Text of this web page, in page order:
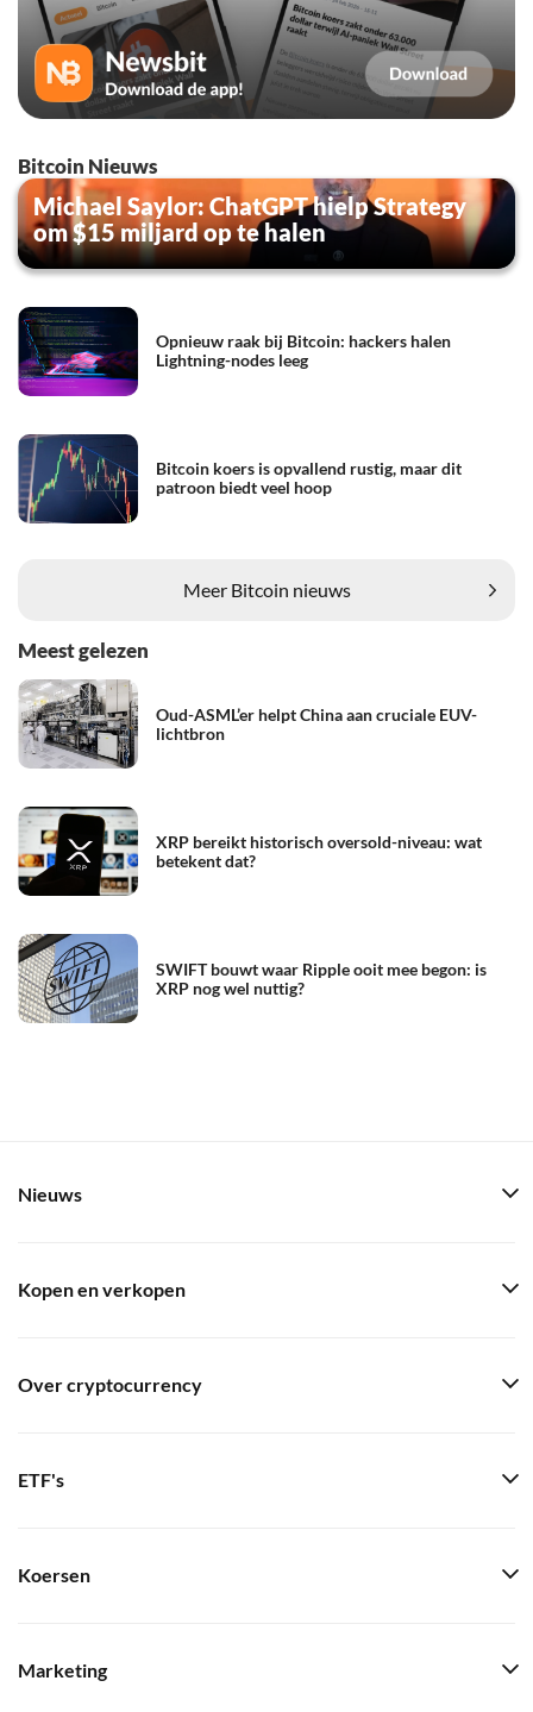
Bitcoin Nieuws
Michael Saylor: ChatGPT hielp Strategy
om $15 miljard op te halen
Opnieuw raak bij Bitcoin: hackers halen
Lightning-nodes leeg
Bitcoin koers is opvallend rustig, maar dit
patroon biedt veel hoop
Meer Bitcoin nieuws
Meest gelezen
Oud-ASML’er helpt China aan cruciale EUV-
lichtbron
XRP bereikt historisch oversold-niveau: wat
betekent dat?
SWIFT bouwt waar Ripple ooit mee begon: is
XRP nog wel nuttig?
Nieuws
Kopen en verkopen
Over cryptocurrency
ETF's
Koersen
Marketing